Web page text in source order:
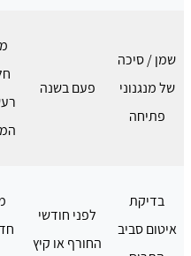
שמן / סיכה
של מנגנוני
פתיחה
פעם בשנה
בדיקת
איטום סביב
לפני חודשי
החורף או קיץ